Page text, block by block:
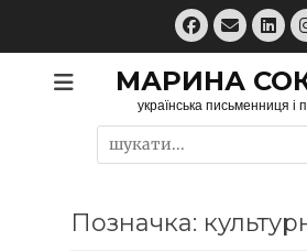
Facebook
Email
МАРИНА
українська письменниця і
Позначка: